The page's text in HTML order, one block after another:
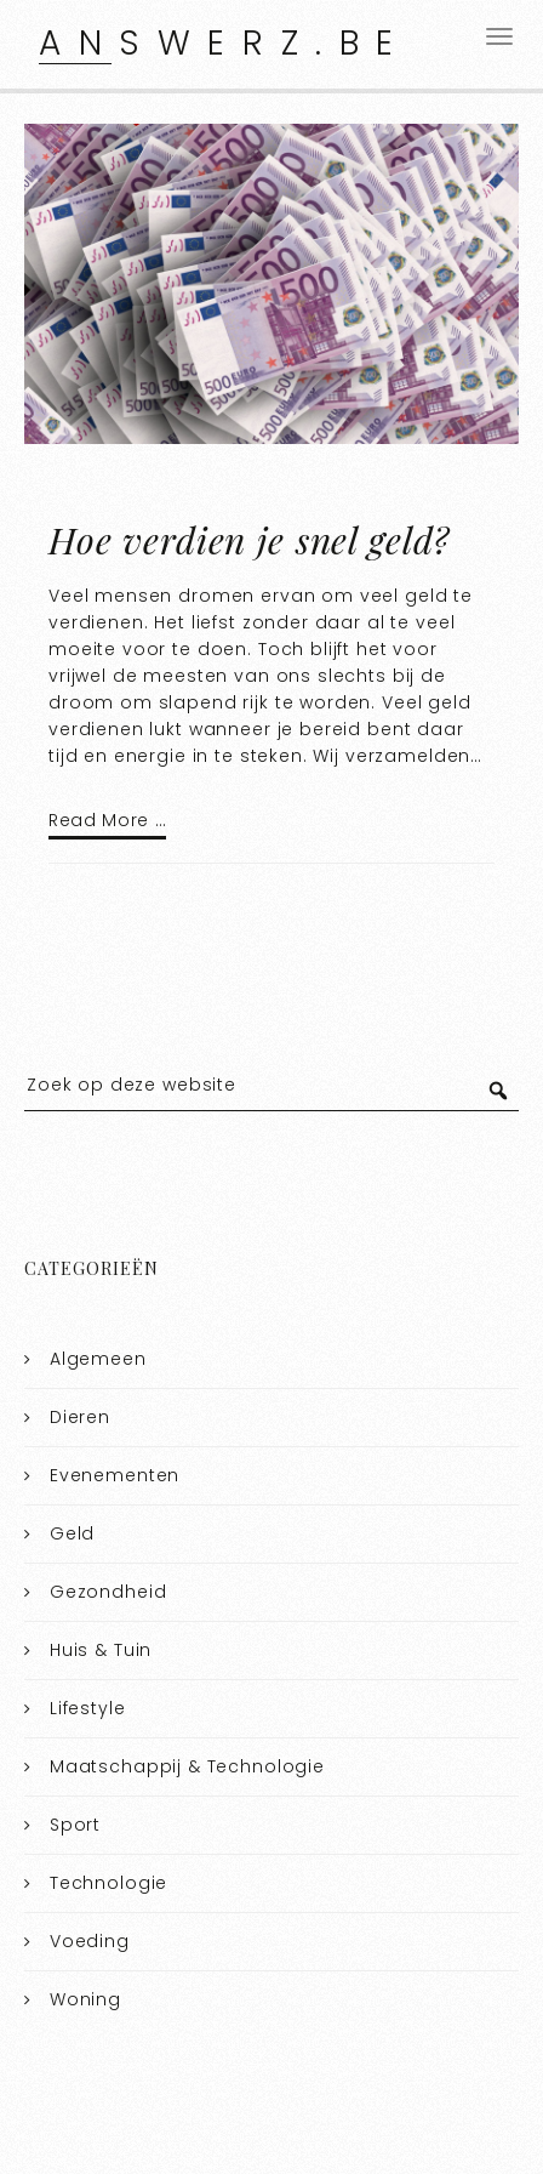
ANSWERZ.BE
Hoe verdien je snel geld?
Veel mensen dromen ervan om veel geld te
verdienen. Het liefst zonder daar al te veel
moeite voor te doen. Toch blijft het voor
vrijwel de meesten van ons slechts bij de
droom om slapend rijk te worden. Veel geld
verdienen lukt wanneer je bereid bent daar
tijd en energie in te steken. Wij verzamelden…
Read More …
CATEGORIEËN
Algemeen
Dieren
Evenementen
Geld
Gezondheid
Huis & Tuin
Lifestyle
Maatschappij & Technologie
Sport
Technologie
Voeding
Woning